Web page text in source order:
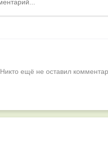
Никто ещё не оставил